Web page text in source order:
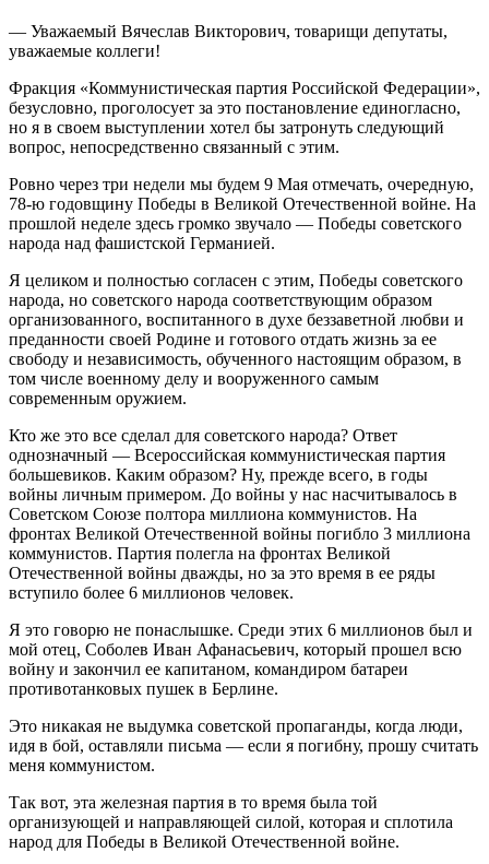
— Уважаемый Вячеслав Викторович, товарищи депутаты,
уважаемые коллеги!
Фракция «Коммунистическая партия Российской Федерации»,
безусловно, проголосует за это постановление единогласно,
но я в своем выступлении хотел бы затронуть следующий
вопрос, непосредственно связанный с этим.
Ровно через три недели мы будем 9 Мая отмечать, очередную,
78-ю годовщину Победы в Великой Отечественной войне. На
прошлой неделе здесь громко звучало — Победы советского
народа над фашистской Германией.
Я целиком и полностью согласен с этим, Победы советского
народа, но советского народа соответствующим образом
организованного, воспитанного в духе беззаветной любви и
преданности своей Родине и готового отдать жизнь за ее
свободу и независимость, обученного настоящим образом, в
том числе военному делу и вооруженного самым
современным оружием.
Кто же это все сделал для советского народа? Ответ
однозначный — Всероссийская коммунистическая партия
большевиков. Каким образом? Ну, прежде всего, в годы
войны личным примером. До войны у нас насчитывалось в
Советском Союзе полтора миллиона коммунистов. На
фронтах Великой Отечественной войны погибло 3 миллиона
коммунистов. Партия полегла на фронтах Великой
Отечественной войны дважды, но за это время в ее ряды
вступило более 6 миллионов человек.
Я это говорю не понаслышке. Среди этих 6 миллионов был и
мой отец, Соболев Иван Афанасьевич, который прошел всю
войну и закончил ее капитаном, командиром батареи
противотанковых пушек в Берлине.
Это никакая не выдумка советской пропаганды, когда люди,
идя в бой, оставляли письма — если я погибну, прошу считать
меня коммунистом.
Так вот, эта железная партия в то время была той
организующей и направляющей силой, которая и сплотила
народ для Победы в Великой Отечественной войне.